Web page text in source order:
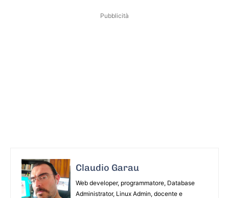
Pubblicità
Claudio Garau
Web developer, programmatore, Database
Administrator, Linux Admin, docente e